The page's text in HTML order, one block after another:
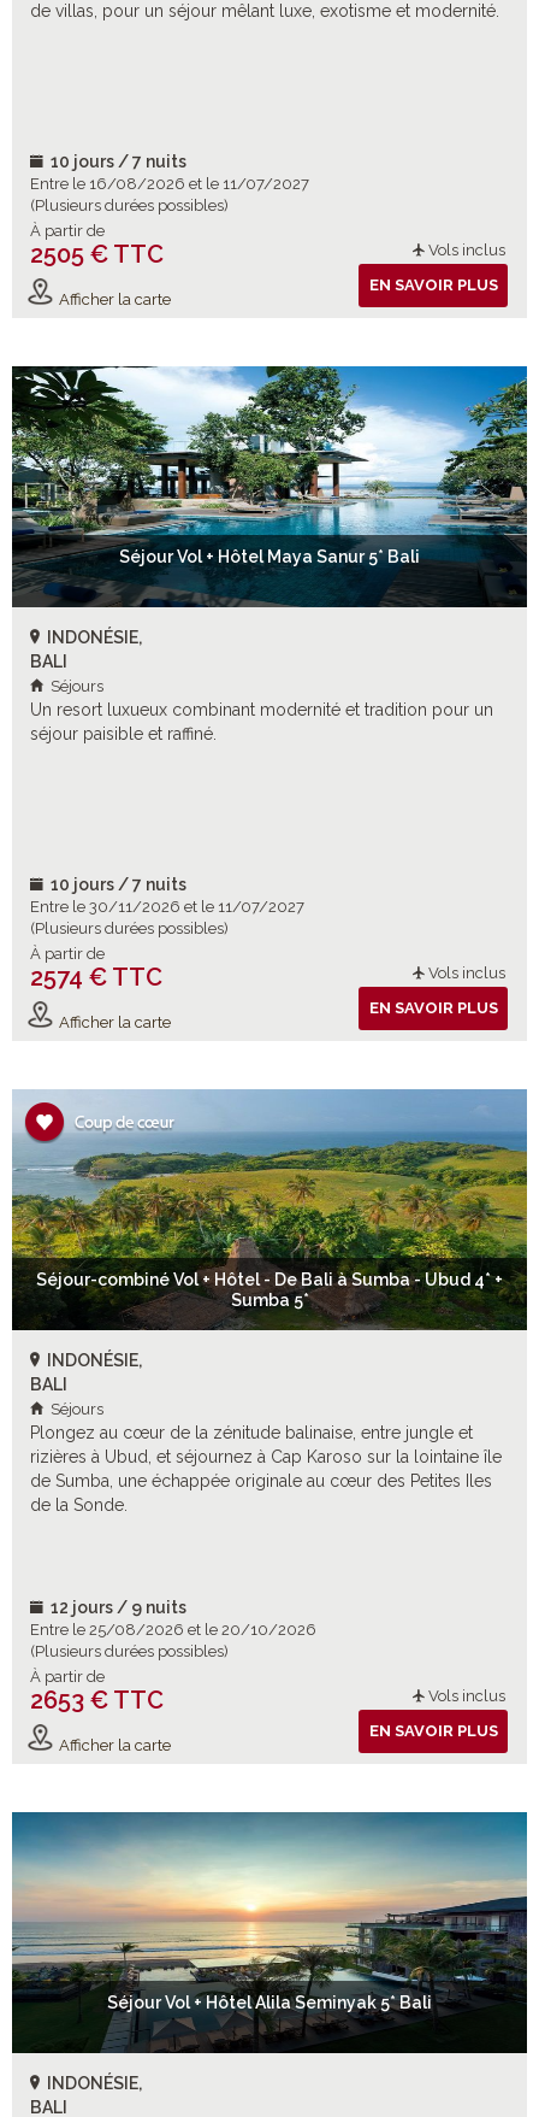
de villas, pour un séjour mêlant luxe, exotisme et modernité.
10 jours / 7 nuits
Entre le 16/08/2026 et le 11/07/2027
(Plusieurs durées possibles)
À partir de
2505 € TTC Vols inclus
Afficher la carte
EN SAVOIR PLUS
Séjour Vol + Hôtel Maya Sanur 5* Bali
INDONÉSIE,
BALI
Séjours
Un resort luxueux combinant modernité et tradition pour un
séjour paisible et raffiné.
10 jours / 7 nuits
Entre le 30/11/2026 et le 11/07/2027
(Plusieurs durées possibles)
À partir de
2574 € TTC Vols inclus
Afficher la carte
EN SAVOIR PLUS
Séjour-combiné Vol + Hôtel - De Bali à Sumba - Ubud 4* +
Sumba 5*
INDONÉSIE,
BALI
Séjours
Plongez au cœur de la zénitude balinaise, entre jungle et
rizières à Ubud, et séjournez à Cap Karoso sur la lointaine île
de Sumba, une échappée originale au cœur des Petites Iles
de la Sonde.
12 jours / 9 nuits
Entre le 25/08/2026 et le 20/10/2026
(Plusieurs durées possibles)
À partir de
2653 € TTC Vols inclus
Afficher la carte
EN SAVOIR PLUS
Séjour Vol + Hôtel Alila Seminyak 5* Bali
INDONÉSIE,
BALI